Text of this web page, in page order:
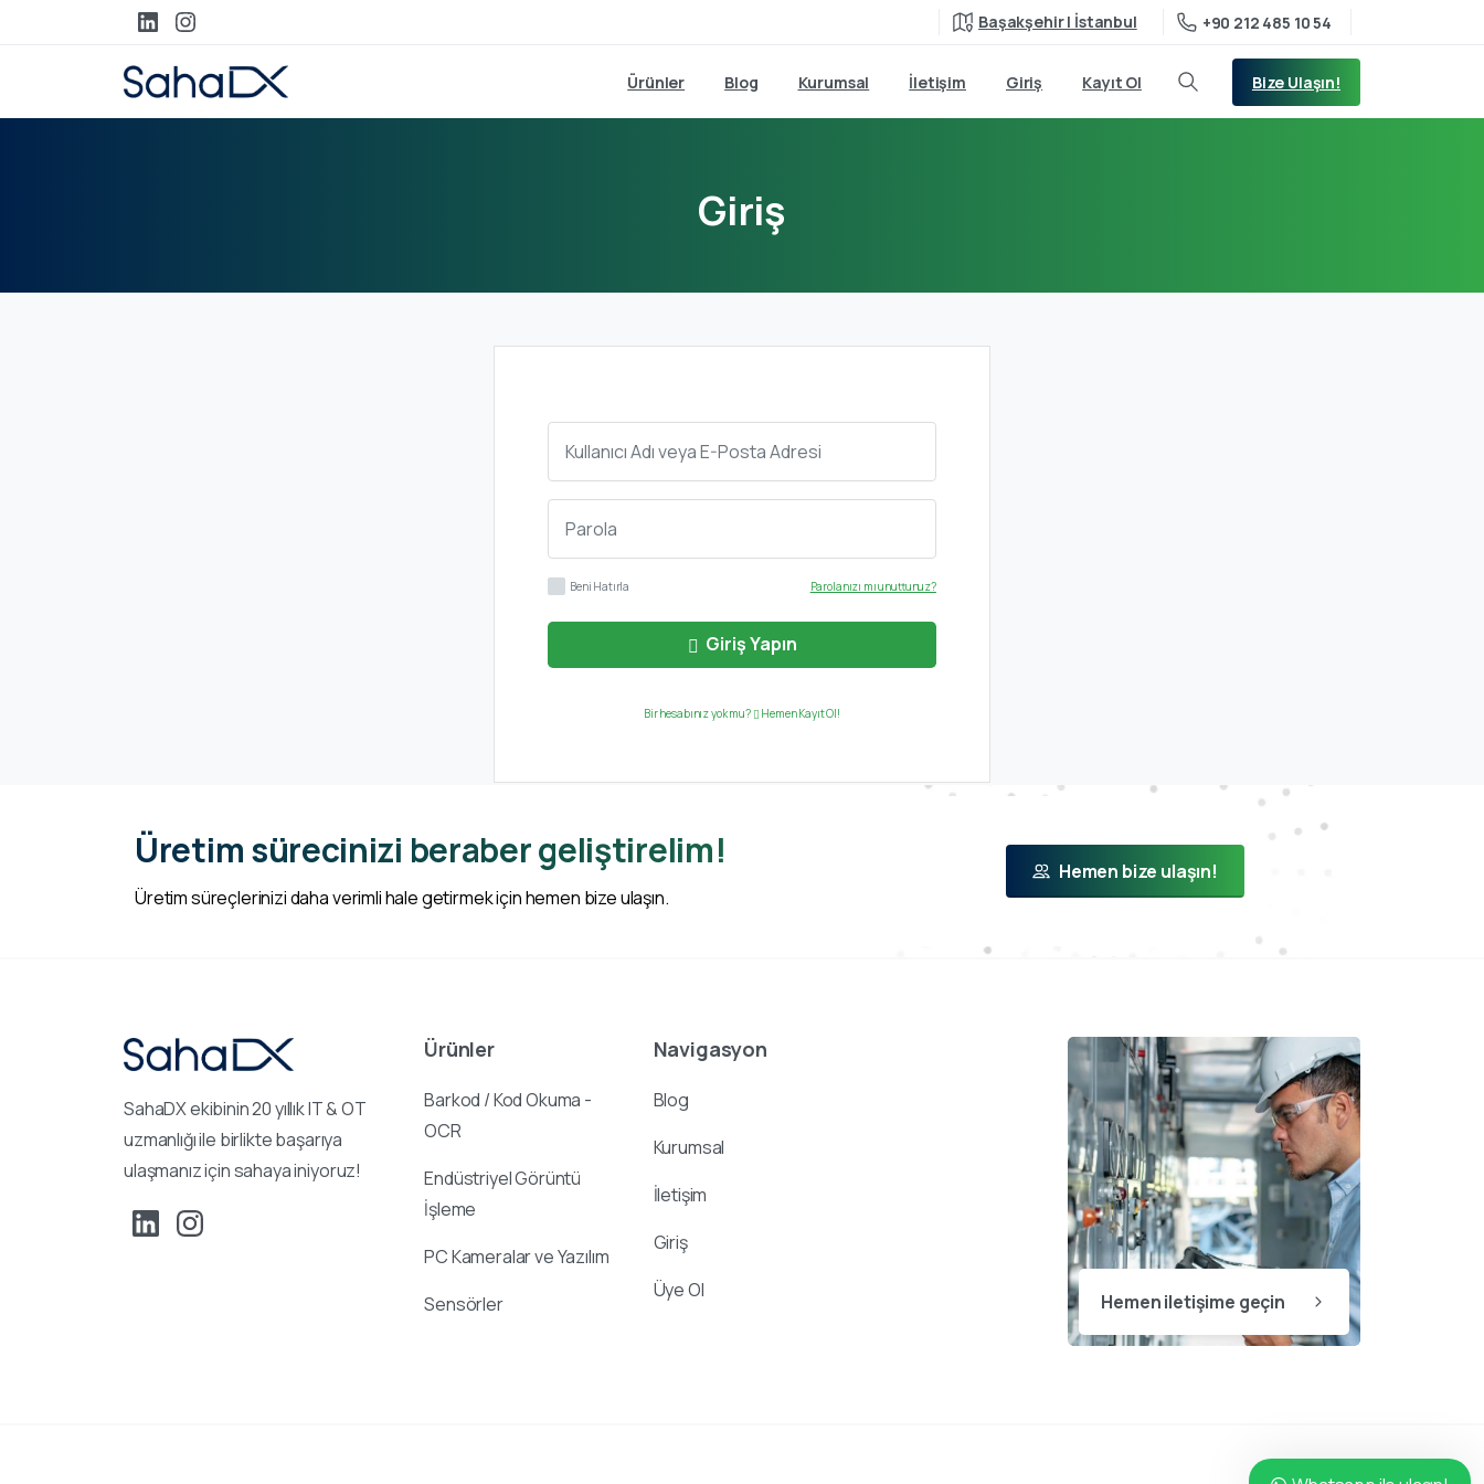
Başakşehir | İstanbul +90 212 485 10 54
Ürünler Blog Kurumsal İletişim Giriş Kayıt Ol Bize Ulaşın!
Giriş
Beni Hatırla Parolanızı mı unuttunuz?
Giriş Yapın
Bir hesabınız yok mu? Hemen Kayıt Ol!
Üretim sürecinizi beraber geliştirelim!
Üretim süreçlerinizi daha verimli hale getirmek için hemen bize ulaşın.
Hemen bize ulaşın!
SahaDX ekibinin 20 yıllık IT & OT
uzmanlığı ile birlikte başarıya
ulaşmanız için sahaya iniyoruz!
Ürünler
Barkod / Kod Okuma -
OCR
Endüstriyel Görüntü
İşleme
PC Kameralar ve Yazılım
Sensörler
Navigasyon
Blog
Kurumsal
İletişim
Giriş
Üye Ol
Hemen iletişime geçin